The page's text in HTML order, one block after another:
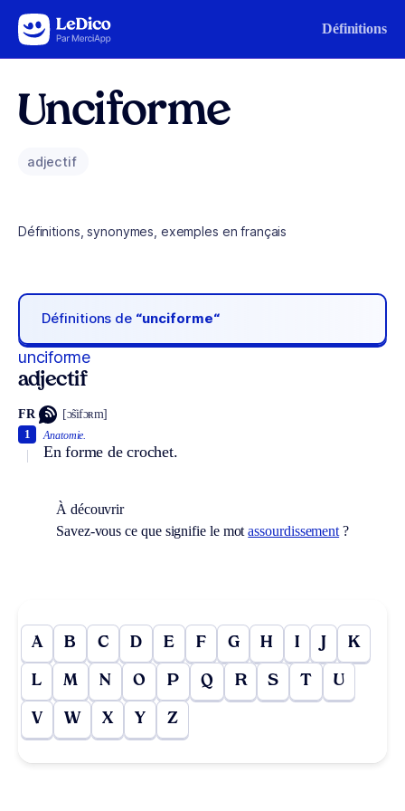
Aller au contenu Définitions
Unciforme
adjectif
Définitions, synonymes, exemples en français
Définitions de “unciforme“
unciforme
adjectif
FR [ɔ̃sifɔʀm]
Anatomie.
En forme de crochet.
1
À découvrir
Savez-vous ce que signifie le motassourdissement ?
A B C D E F G H I J K
L M N O P Q R S T U
V W X Y Z